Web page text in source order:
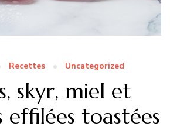
Recettes Uncategorized
skyr, miel et
effilées toastées